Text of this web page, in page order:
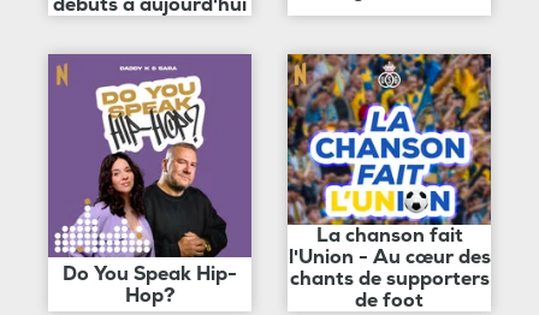
débuts à aujourd'hui
Do You Speak Hip-
Hop?
La chanson fait
l'Union - Au cœur des
chants de supporters
de foot